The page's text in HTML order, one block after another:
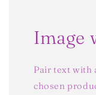
Image
Pair text with
chosen